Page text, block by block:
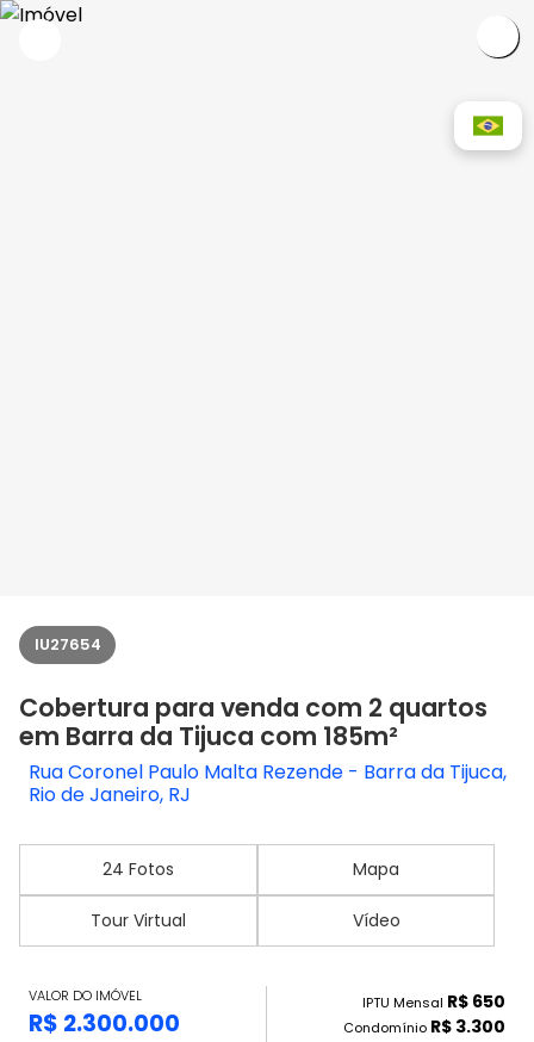
IU27654
Cobertura para venda com 2 quartos
em Barra da Tijuca com 185m²
Rua Coronel Paulo Malta Rezende - Barra da Tijuca,
Rio de Janeiro, RJ
24 Fotos Mapa
Tour Virtual Vídeo
VALOR DO IMÓVEL
R$ 2.300.000
IPTU Mensal R$ 650
Condomínio R$ 3.300